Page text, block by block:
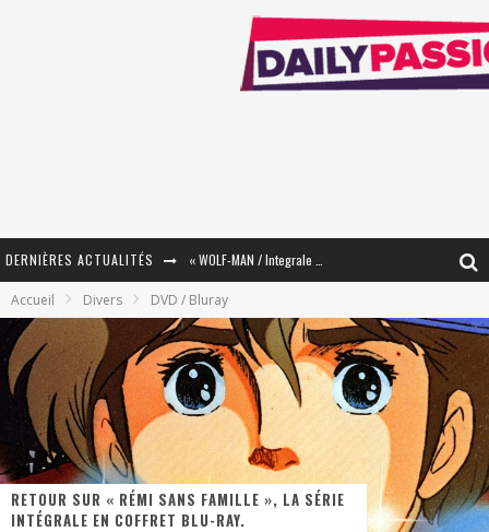
DERNIÈRES ACTUALITÉS
« Mon Village Révolté » - Combattre un Projet !
Star Fox
Accueil Divers DVD / Bluray
RETOUR SUR « RÉMI SANS FAMILLE », LA SÉRIE
INTÉGRALE EN COFFRET BLU-RAY.